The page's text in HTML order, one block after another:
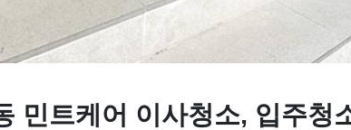
민트케어 이사청소, 입주청